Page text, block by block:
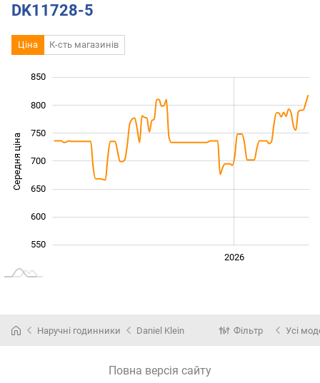
DK11728-5
Ціна К-сть магазинів
Середня ціна 550
550
600
650
700
750
800
850
2026
Наручні годинники Daniel Klein Фільтр Усі
Повна версія сайту